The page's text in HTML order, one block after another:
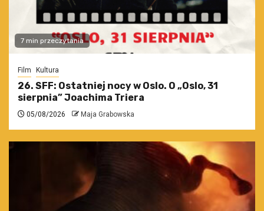
7 min przeczytania
Film Kultura
26. SFF: Ostatniej nocy w Oslo. O „Oslo, 31
sierpnia” Joachima Triera
05/08/2026 Maja Grabowska